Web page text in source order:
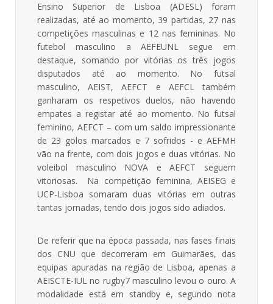
Ensino Superior de Lisboa (ADESL) foram
realizadas, até ao momento, 39 partidas, 27 nas
competições masculinas e 12 nas femininas. No
futebol masculino a AEFEUNL segue em
destaque, somando por vitórias os três jogos
disputados até ao momento. No futsal
masculino, AEIST, AEFCT e AEFCL também
ganharam os respetivos duelos, não havendo
empates a registar até ao momento. No futsal
feminino, AEFCT – com um saldo impressionante
de 23 golos marcados e 7 sofridos - e AEFMH
vão na frente, com dois jogos e duas vitórias. No
voleibol masculino NOVA e AEFCT seguem
vitoriosas. Na competição feminina, AEISEG e
UCP-Lisboa somaram duas vitórias em outras
tantas jornadas, tendo dois jogos sido adiados.
De referir que na época passada, nas fases finais
dos CNU que decorreram em Guimarães, das
equipas apuradas na região de Lisboa, apenas a
AEISCTE-IUL no rugby7 masculino levou o ouro. A
modalidade está em standby e, segundo nota